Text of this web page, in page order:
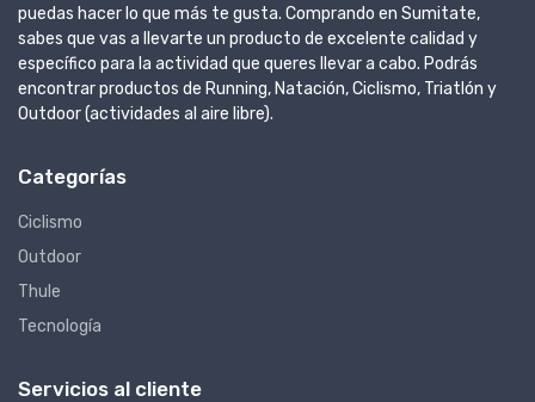
puedas hacer lo que más te gusta. Comprando en Sumitate,
sabes que vas a llevarte un producto de excelente calidad y
específico para la actividad que queres llevar a cabo. Podrás
encontrar productos de Running, Natación, Ciclismo, Triatlón y
Outdoor (actividades al aire libre).
Categorías
Ciclismo
Outdoor
Thule
Tecnología
Servicios al cliente